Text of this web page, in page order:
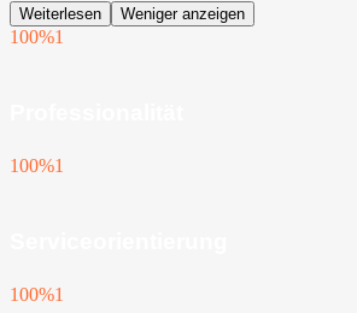
Weiterlesen Weniger anzeigen
100%1
100%1
100%1